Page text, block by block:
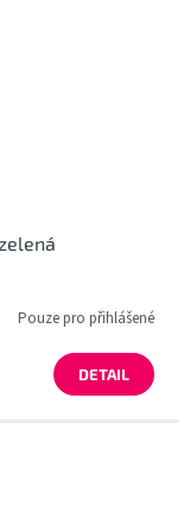
Pouze pro přihlášené
DETAIL